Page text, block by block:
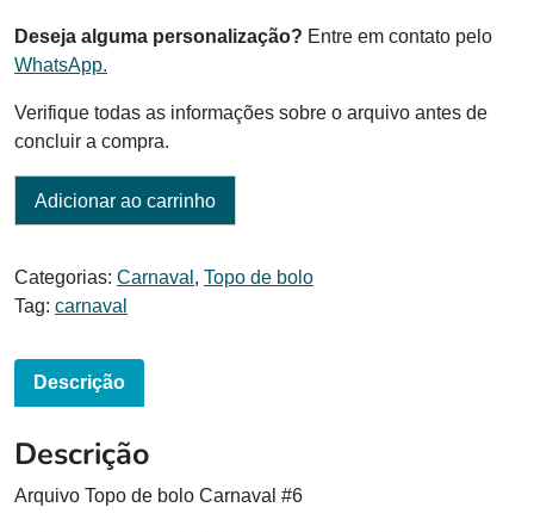
Deseja alguma personalização? Entre em contato pelo
WhatsApp.
Verifique todas as informações sobre o arquivo antes de
concluir a compra.
Adicionar ao carrinho
Categorias: Carnaval , Topo de bolo
Tag: carnaval
Descrição
Descrição
Arquivo Topo de bolo Carnaval #6